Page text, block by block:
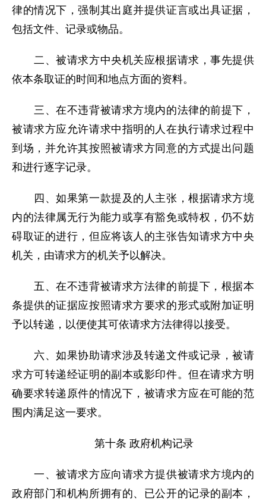
律的情况下，强制其出庭并提供证言或出具证据，
包括文件、记录或物品。
二、被请求方中央机关应根据请求，事先提供
依本条取证的时间和地点方面的资料。
三、在不违背被请求方境内的法律的前提下，
被请求方应允许请求中指明的人在执行请求过程中
到场，并允许其按照被请求方同意的方式提出问题
和进行逐字记录。
四、如果第一款提及的人主张，根据请求方境
内的法律属无行为能力或享有豁免或特权，仍不妨
碍取证的进行，但应将该人的主张告知请求方中央
机关，由请求方的机关予以解决。
五、在不违背被请求方法律的前提下，根据本
条提供的证据应按照请求方要求的形式或附加证明
予以转递，以便使其可依请求方法律得以接受。
六、如果协助请求涉及转递文件或记录，被请
求方可转递经证明的副本或影印件。但在请求方明
确要求转递原件的情况下，被请求方应在可能的范
围内满足这一要求。
第十条 政府机构记录
一、被请求方应向请求方提供被请求方境内的
政府部门和机构所拥有的、已公开的记录的副本，